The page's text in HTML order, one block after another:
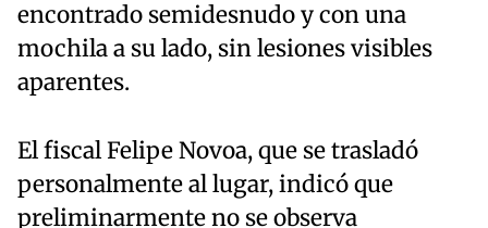
encontrado semidesnudo y con una
mochila a su lado, sin lesiones visibles
aparentes.
El fiscal Felipe Novoa, que se trasladó
personalmente al lugar, indicó que
preliminarmente no se observa